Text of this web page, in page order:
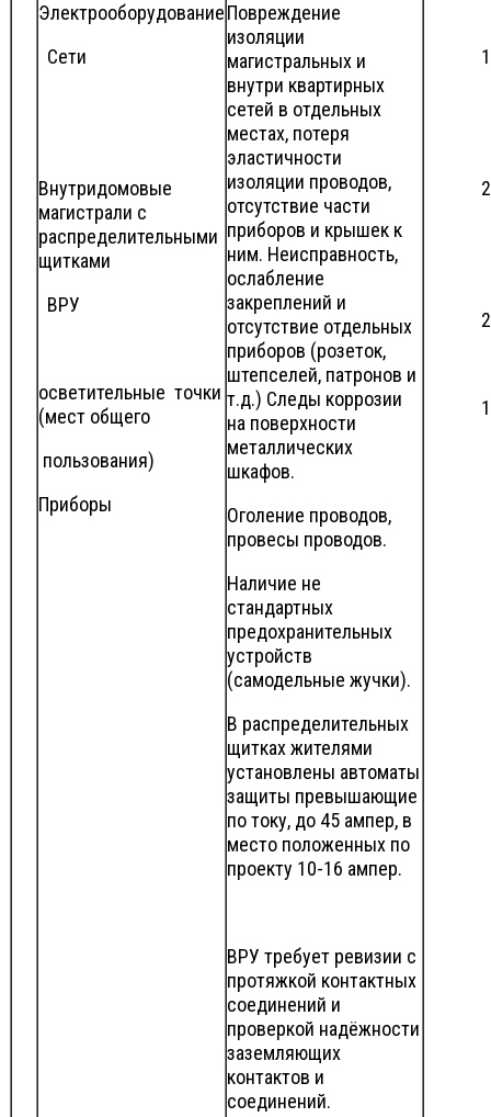
Электрооборудование
Сети
Внутридомовые
магистрали с
распределительными
щитками
ВРУ
осветительные точки
(мест общего
пользования)
Приборы
Повреждение
изоляции
магистральных и
внутри квартирных
сетей в отдельных
местах, потеря
эластичности
изоляции проводов,
отсутствие части
приборов и крышек к
ним. Неисправность,
ослабление
закреплений и
отсутствие отдельных
приборов (розеток,
штепселей, патронов и
т.д.) Следы коррозии
на поверхности
металлических
шкафов.
Оголение проводов,
провесы проводов.
Наличие не
стандартных
предохранительных
устройств
(самодельные жучки).
В распределительных
щитках жителями
установлены автоматы
защиты превышающие
по току, до 45 ампер, в
место положенных по
проекту 10-16 ампер.
ВРУ требует ревизии с
протяжкой контактных
соединений и
проверкой надёжности
заземляющих
контактов и
соединений.